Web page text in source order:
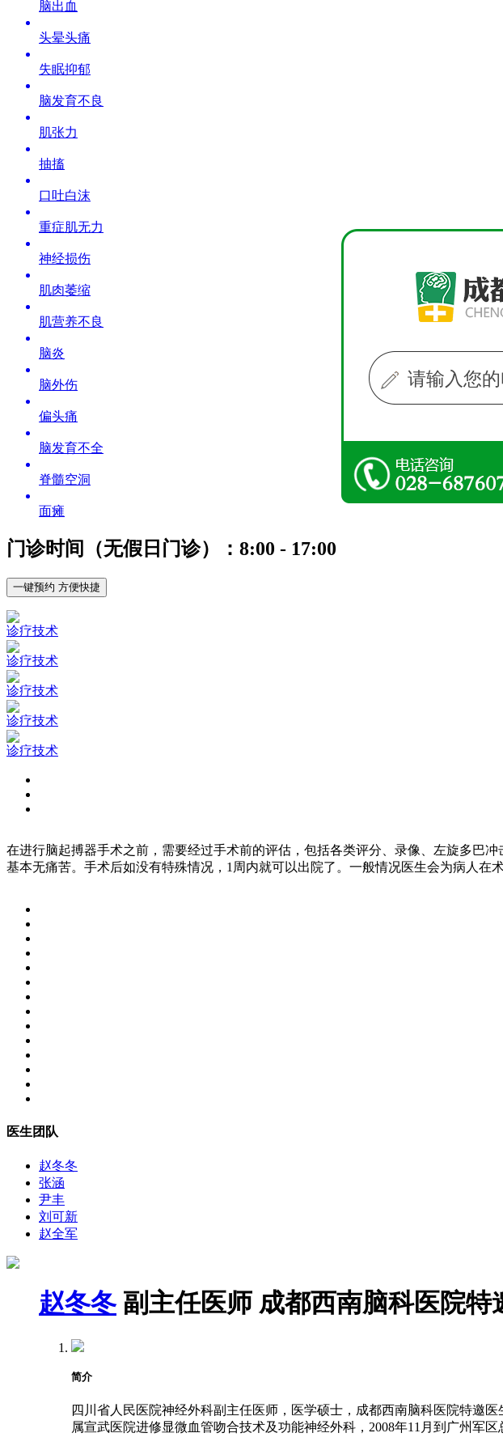
脑出血
头晕头痛
失眠抑郁
脑发育不良
肌张力
抽搐
口吐白沫
重症肌无力
神经损伤
肌肉萎缩
肌营养不良
脑炎
脑外伤
偏头痛
脑发育不全
脊髓空洞
面瘫
门诊时间（无假日门诊）：8:00 - 17:00
一键预约 方便快捷
诊疗技术
诊疗技术
诊疗技术
诊疗技术
诊疗技术
在进行脑起搏器手术之前，需要经过手术前的评估，包括各类评分、录像、左旋多巴
基本无痛苦。手术后如没有特殊情况，1周内就可以出院了。一般情况医生会为病人在
医生团队
赵冬冬
张涵
尹丰
刘可新
赵全军
赵冬冬 副主任医师 成都西南脑科医院特
简介
四川省人民医院神经外科副主任医师，医学硕士，成都西南脑科医院特邀
属宣武医院进修显微血管吻合技术及功能神经外科，2008年11月到广州军区